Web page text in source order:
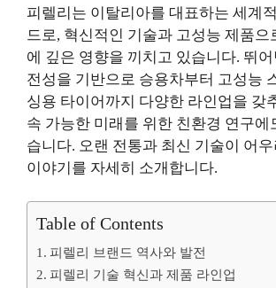
피렐리는 이탈리아를 대표하는 세계
드로, 혁신적인 기술과 고성능 제품으
에 깊은 영향을 끼치고 있습니다. 뛰
전성을 기반으로 승용차부터 고성능
싱용 타이어까지 다양한 라인업을 갖
속 가능한 미래를 위한 친환경 연구에
습니다. 오랜 전통과 최신 기술이 어
이야기를 자세히 소개합니다.
Table of Contents
피렐리 브랜드 역사와 발전
피렐리 기술 혁신과 제품 라인업